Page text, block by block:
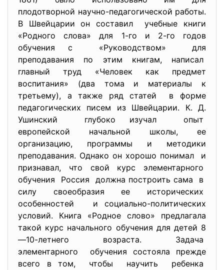
плодотворной научно-педагогической работы.
В Швейцарии он составил учебные книги
«Родного слова» для 1-го и 2-го годов
обучения с «Руководством» для
преподавания по этим книгам, написал
главный труд «Человек как предмет
воспитания» (два тома и материалы к
третьему), а также ряд статей в форме
педагогических писем из Швейцарии. К. Д.
Ушинский глубоко изучал опыт
европейской начальной школы, ее
организацию, программы и методики
преподавания. Однако он хорошо понимал и
признавал, что свой курс элементарного
обучения Россия должна построить сама в
силу своеобразия ее исторических
особенностей и социально-политических
условий. Книга «Родное слово» предлагала
такой курс начального обучения для детей 8
—10-летнего возраста. Задача
элементарного обучения состояла прежде
всего в том, чтобы научить ребенка